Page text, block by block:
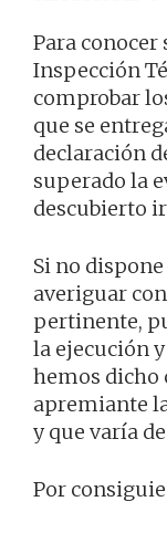
Para
Inspección
comprobar
que se
declaración
superado la
descubierto
Si no
averiguar
pertinente,
la ejecución
hemos dicho
apremiante
y que varía
Por